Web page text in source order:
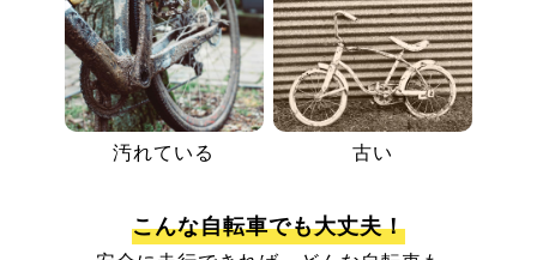
汚れている 古い
こんな自転車でも大丈夫！